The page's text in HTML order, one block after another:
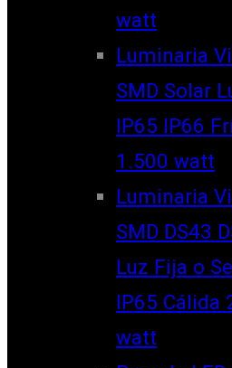
watt
Luminaria
SMD Solar
IP65 IP66
1.500 watt
Luminaria
SMD DS43
Luz Fija o
IP65 Cálida
watt